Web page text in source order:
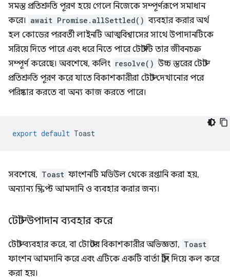
সমস্ত প্রতিশ্রুতি পূরণ হয়ে গেলে নিজেকে সম্পূর্ণরূপে সমাধান
করে। await Promise.allSettled() ব্যবহার করার অর্থ
হল কোডের পরবর্তী লাইনটি আত্মবিশ্বাসের সাথে উপাদানটিকে
সরিয়ে দিতে পারে এবং ধরে নিতে পারে টোস্টটি তার জীবনচক্র
সম্পূর্ণ করেছে। অবশেষে, কলিং resolve() উচ্চ স্তরের টোস্ট
প্রতিশ্রুতি পূরণ করে যাতে বিকাশকারীরা টোস্ট দেখানোর পরে
পরিষ্কার করতে বা অন্য কাজ করতে পারে।
export default Toast
সবশেষে, Toast ফাংশনটি মডিউল থেকে রপ্তানি করা হয়,
অন্যান্য স্ক্রিপ্ট আমদানি ও ব্যবহার করার জন্য।
টোস্ট উপাদান ব্যবহার করে
টোস্ট ব্যবহার করে, বা টোস্টের বিকাশকারীর অভিজ্ঞতা, Toast
ফাংশন আমদানি করে এবং এটিকে একটি বার্তা স্ট্রিং দিয়ে কল করে
করা হয়।